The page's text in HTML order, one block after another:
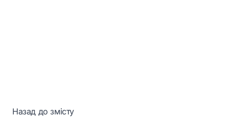
Назад до змісту